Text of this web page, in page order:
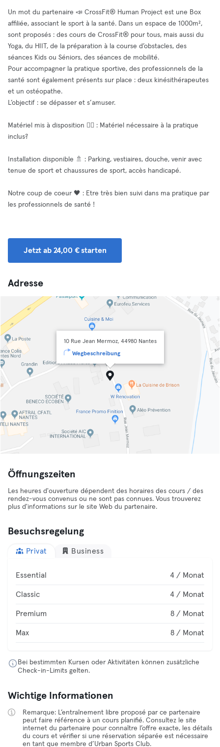
Un mot du partenaire 📣 CrossFit® Human Project est une Box
affiliée, associant le sport à la santé. Dans un espace de 1000m²,
sont proposés : des cours de CrossFit® pour tous, mais aussi du
Yoga, du HIIT, de la préparation à la course d’obstacles, des
séances Kids ou Séniors, des séances de mobilité.
Pour accompagner la pratique sportive, des professionnels de la
santé sont également présents sur place : deux kinésithérapeutes
et un ostéopathe.
L’objectif : se dépasser et s’amuser.
Matériel mis à disposition 🧘‍♂️ : Matériel nécessaire à la pratique
inclus?
Installation disponible 🚿 : Parking, vestiaires, douche, venir avec
tenue de sport et chaussures de sport, accès handicapé.
Notre coup de coeur 🖤 : Etre très bien suivi dans ma pratique par
les professionnels de santé !
Jetzt ab 24,00 € starten
Adresse
10 Rue Jean Mermoz, 44980 Nantes
Wegbeschreibung
Öffnungszeiten
Les heures d'ouverture dépendent des horaires des cours / des
rendez-vous convenus ou ne sont pas connues. Vous trouverez
plus d'informations sur le site Web du partenaire.
Besuchsregelung
Privat Business
Essential 4 / Monat
Classic 4 / Monat
Premium 8 / Monat
Max 8 / Monat
Bei bestimmten Kursen oder Aktivitäten können zusätzliche
Check-in-Limits gelten.
Wichtige Informationen
Remarque: L’entraînement libre proposé par ce partenaire
peut faire référence à un cours planifié. Consultez le site
internet du partenaire pour connaître l’offre exacte, les détails
du cours et vérifier si une réservation séparée est nécessaire
en tant que membre d’Urban Sports Club.